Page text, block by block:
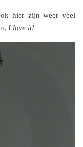
hier zijn weer veel
I love it!